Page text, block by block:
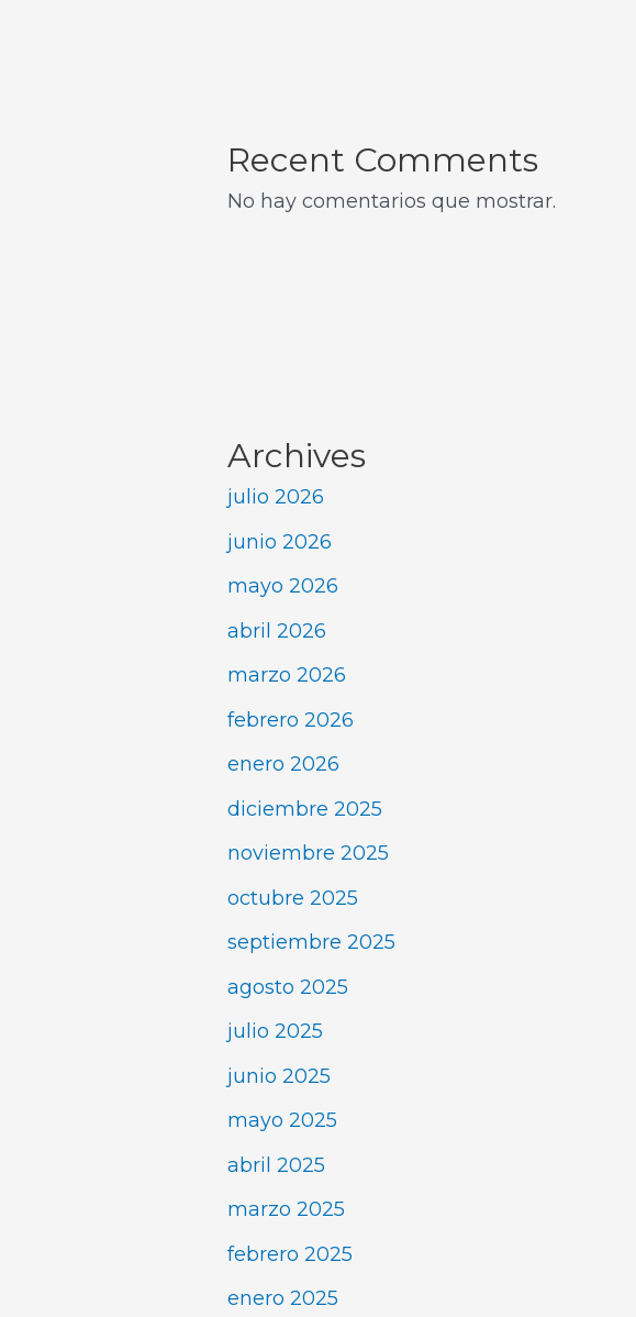
Recent Comments
No hay comentarios que mostrar.
Archives
julio 2026
junio 2026
mayo 2026
abril 2026
marzo 2026
febrero 2026
enero 2026
diciembre 2025
noviembre 2025
octubre 2025
septiembre 2025
agosto 2025
julio 2025
junio 2025
mayo 2025
abril 2025
marzo 2025
febrero 2025
enero 2025